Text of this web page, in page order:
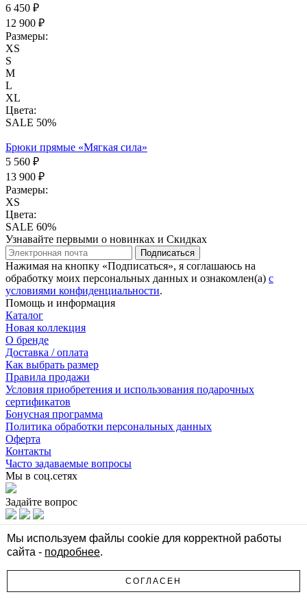
6 450 ₽
12 900 ₽
Размеры:
XS
S
M
L
XL
Цвета:
SALE 50%
Брюки прямые «Мягкая сила»
5 560 ₽
13 900 ₽
Размеры:
XS
Цвета:
SALE 60%
Узнавайте первыми о новинках и Скидках
Подписаться
Нажимая на кнопку «Подписаться», я соглашаюсь на
обработку моих персональных данных и ознакомлен(а) с
условиями конфиденциальности.
Помощь и информация
Каталог
Новая коллекция
О бренде
Доставка / оплата
Как выбрать размер
Правила продажи
Условия приобретения и использования подарочных
сертификатов
Бонусная программа
Политика обработки персональных данных
Оферта
Контакты
Часто задаваемые вопросы
Мы в соц.сетях
Задайте вопрос
Мы в соц.сетях
Задайте вопрос
Стильная женская одежда Select
© Все права защищены 2026
Мы используем файлы cookie для корректной работы
сайта - подробнее.
СОГЛАСЕН